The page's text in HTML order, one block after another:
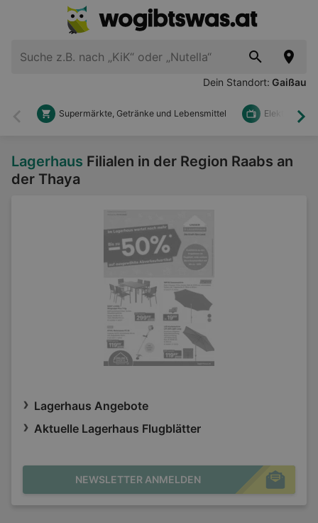
Dein Standort: Gaißau
Zurück
Supermärkte, Getränke und Lebensmittel Elektronik
Lagerhaus Filialen in der Region Raabs an
der Thaya
Lagerhaus Angebote
Aktuelle Lagerhaus Flugblätter
NEWSLETTER ANMELDEN